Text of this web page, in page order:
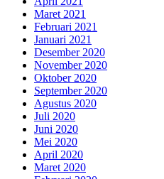
Maret 2021
Februari 2021
Januari 2021
Desember 2020
November 2020
Oktober 2020
September 2020
Agustus 2020
Juli 2020
Juni 2020
Mei 2020
April 2020
Maret 2020